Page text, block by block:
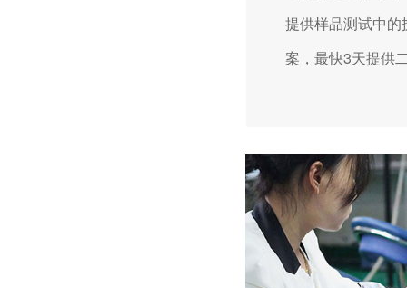
提供样品测试中的
案，最快3天提供